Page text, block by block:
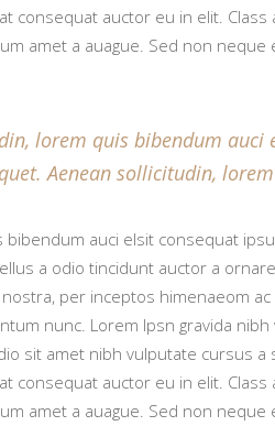
consequat auctor eu in elit.
amet a auague. Sed non
lorem quis bibendum
Aenean sollicitudin,
auci elsit consequat
a odio tincidunt auctor a
per inceptos himenaeom
nunc. Lorem Ipsn gravida
sit amet nibh vulputate cursus a
consequat auctor eu in elit.
amet a auague. Sed non